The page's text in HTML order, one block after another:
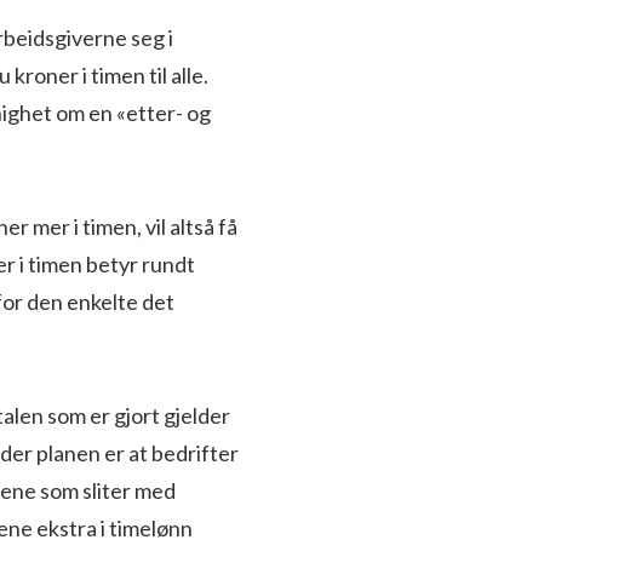
seg i
kroner i timen til alle.
om en «etter- og
mer i timen, vil altså få
i timen betyr rundt
den enkelte det
som er gjort gjelder
planen er at bedrifter
som sliter med
ekstra i timelønn